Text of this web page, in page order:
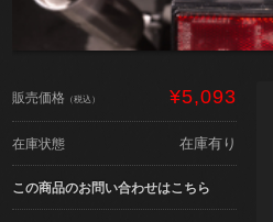
販売価格 （税込） ¥5,093
在庫状態 在庫有り
この商品のお問い合わせはこちら